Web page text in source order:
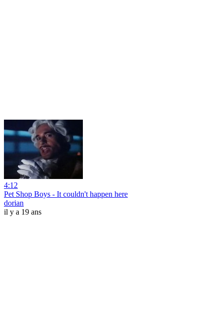
4:12
Pet Shop Boys - It couldn't happen here
dorian
il y a 19 ans